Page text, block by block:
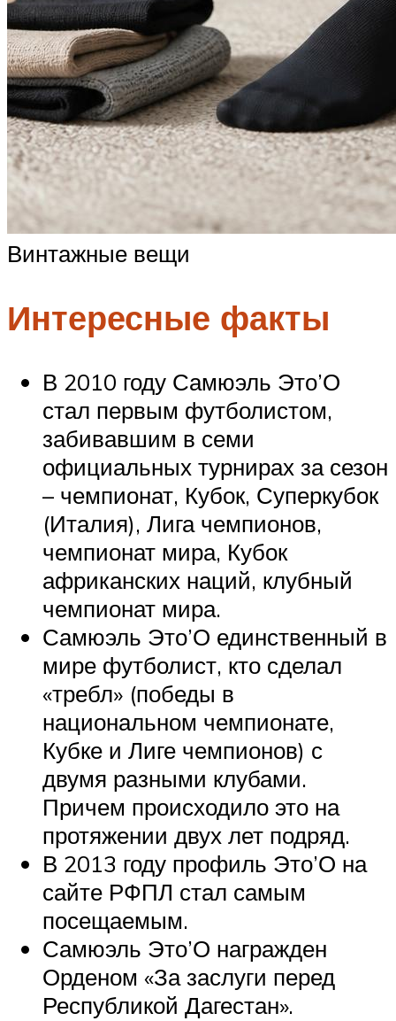
Винтажные вещи
Интересные факты
В 2010 году Самюэль Это’О
стал первым футболистом,
забивавшим в семи
официальных турнирах за сезон
– чемпионат, Кубок, Суперкубок
(Италия), Лига чемпионов,
чемпионат мира, Кубок
африканских наций, клубный
чемпионат мира.
Самюэль Это’О единственный в
мире футболист, кто сделал
«требл» (победы в
национальном чемпионате,
Кубке и Лиге чемпионов) с
двумя разными клубами.
Причем происходило это на
протяжении двух лет подряд.
В 2013 году профиль Это’О на
сайте РФПЛ стал самым
посещаемым.
Самюэль Это’О награжден
Орденом «За заслуги перед
Республикой Дагестан».